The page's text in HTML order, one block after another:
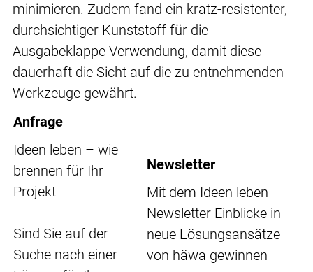
minimieren. Zudem fand ein kratz-resistenter,
durchsichtiger Kunststoff für die
Ausgabeklappe Verwendung, damit diese
dauerhaft die Sicht auf die zu entnehmenden
Werkzeuge gewährt.
Anfrage
Ideen leben – wie
brennen für Ihr
Projekt
Sind Sie auf der
Suche nach einer
Newsletter
Mit dem Ideen leben
Newsletter Einblicke in
neue Lösungsansätze
von häwa gewinnen